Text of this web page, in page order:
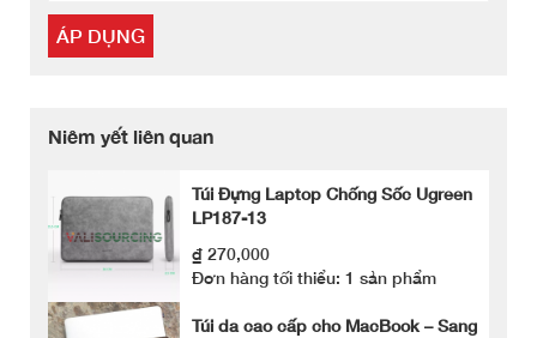
ÁP DỤNG
Niêm yết liên quan
Túi Đựng Laptop Chống Sốc Ugreen
LP187-13
₫ 270,000
Đơn hàng tối thiểu: 1 sản phẩm
Túi da cao cấp cho MacBook – Sang